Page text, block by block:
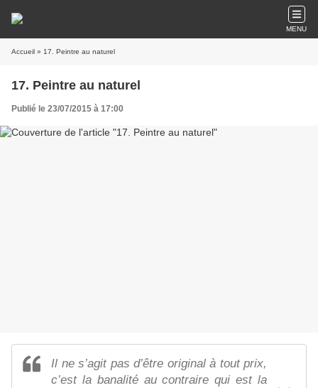
MENU
Accueil » 17. Peintre au naturel
17. Peintre au naturel
Publié le 23/07/2015 à 17:00
Il ne s’agit pas d’être original à tout prix,
c’est la banalité au contraire qui est la